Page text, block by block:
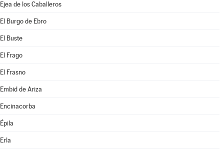
Ejea de los Caballeros
El Burgo de Ebro
El Buste
El Frago
El Frasno
Embid de Ariza
Encinacorba
Épila
Erla